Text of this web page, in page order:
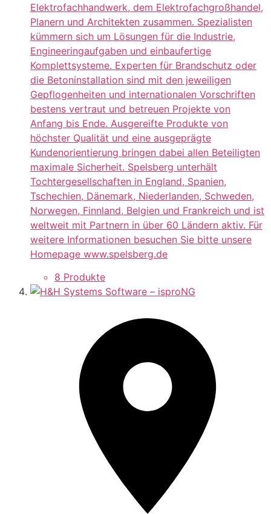
Elektrofachhandwerk, dem Elektrofachgroßhandel,
Planern und Architekten zusammen. Spezialisten
kümmern sich um Lösungen für die Industrie,
Engineeringaufgaben und einbaufertige
Komplettsysteme. Experten für Brandschutz oder
die Betoninstallation sind mit den jeweiligen
Gepflogenheiten und internationalen Vorschriften
bestens vertraut und betreuen Projekte von
Anfang bis Ende. Ausgereifte Produkte von
höchster Qualität und eine ausgeprägte
Kundenorientierung bringen dabei allen Beteiligten
maximale Sicherheit. Spelsberg unterhält
Tochtergesellschaften in England, Spanien,
Tschechien, Dänemark, Niederlanden, Schweden,
Norwegen, Finnland, Belgien und Frankreich und ist
weltweit mit Partnern in über 60 Ländern aktiv. Für
weitere Informationen besuchen Sie bitte unsere
Homepage www.spelsberg.de
8 Produkte